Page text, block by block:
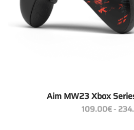
Aim MW23 Xbox
109.00€–